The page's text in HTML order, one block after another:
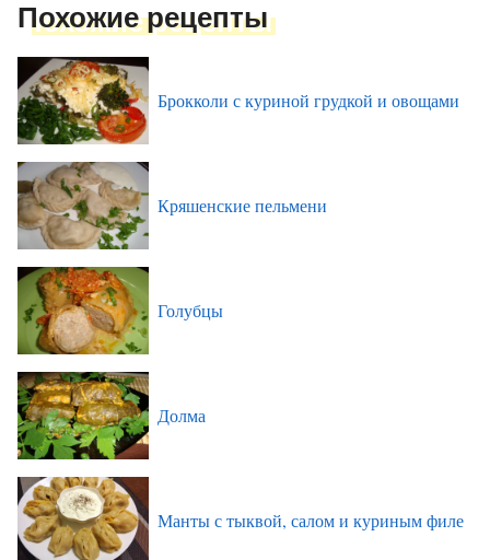
Похожие рецепты
Брокколи с куриной грудкой и овощами
Кряшенские пельмени
Голубцы
Долма
Манты с тыквой, салом и куриным филе